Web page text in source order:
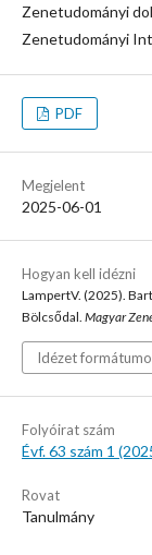
Zenetudományi
Zenetudományi
PDF
Megjelent
2025-06-01
Hogyan kell idézni
LampertV. (2025).
Bölcsődal. Magyar
Idézet
Folyóirat szám
Évf. 63 szám 1
Rovat
Tanulmány